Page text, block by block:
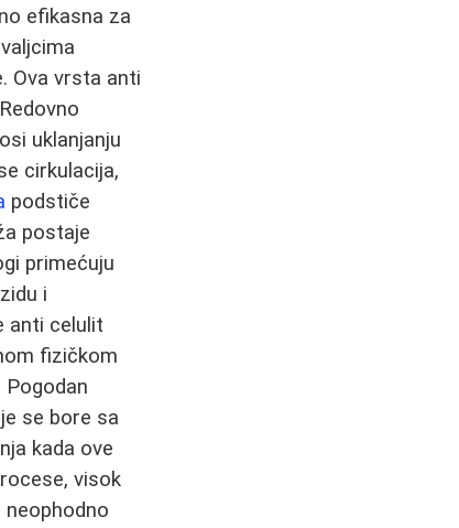
efikasna za
Ova vrsta anti
uklanjanju
cirkulacija,
podstiče
postaje
primećuju
i
anti celulit
fizičkom
se bore sa
kada ove
visok